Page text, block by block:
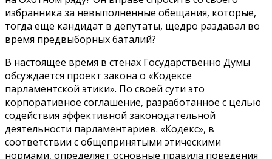
избранника за невыполненные обещания, которые,
тогда еще кандидат в депутаты, щедро раздавал во
время предвыборных баталий?
В настоящее время в стенах Государственно Думы
обсуждается проект закона о «Кодексе
парламентской этики». По своей сути это
корпоративное соглашение, разработанное с целью
содействия эффективной законодательной
деятельности парламентариев. «Кодекс», в
соответствии с общепринятыми этическими
нормами, определяет основные правила поведения